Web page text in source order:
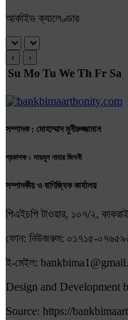
আর্কাইভ ক্যালেণ্ডার
‹ ›
Su Mo Tu We Th Fr Sa
সম্পাদক : মোহাম্মাদ মুনীরুজ্জামান
প্রকাশক : সায়মুন নাহার জিদনী
সম্পাদকীয় ও বাণিজ্যিক কার্যালয়
পিএইচপি টাওয়ার, ১০৭/২,
ফোন: নিউজরুম: ০১৭১৫-
ই-মেইল:
Design and Development
Source: https://